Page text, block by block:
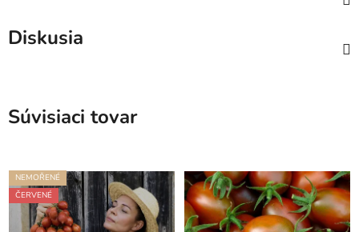
Diskusia
Súvisiaci tovar
NEMOŘENÉ
ČERVENÉ